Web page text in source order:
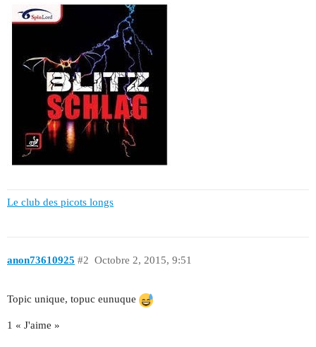
Le club des picots longs
anon73610925 Octobre 2, 2015, 9:51
#2
Topic unique, topuc eunuque
1 « J'aime »